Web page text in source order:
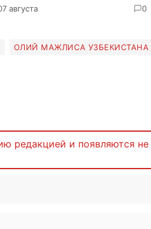
7 августа 0
ОЛИЙ МАЖЛИСА УЗБЕКИСТАНА
редакцией и появляются не